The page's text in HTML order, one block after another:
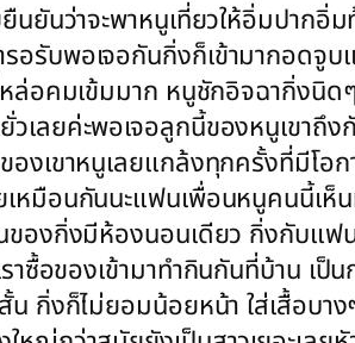
ยันว่าจะพาหนูเที่ยวให้อิ่มปากอิ่
อรับพอเจอกันกิ่งก็เข้ามากอด
หล่อคมเข้มมาก หนูชักอิจฉากิ่ง
ลยค่ะพอเจอลูกนี้ของหนูเขาถึง
งเขาหนูเลยแกล้งทุกครั้งที่มีโอ
มือนกันนะแฟนเพื่อนหนูคนนี้เห็
องกิ่งมีห้องนอนเดียว กิ่งกับแฟ
าซื้อของเข้ามาทำกินกันที่บ้าน เ
กิ่งก็ไม่ยอมน้อยหน้า ใส่เสื้อบา